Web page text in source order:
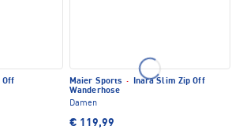
Off
Maier Sports ·
Inara Slim Zip Off
Wanderhose
Damen
€ 119,99